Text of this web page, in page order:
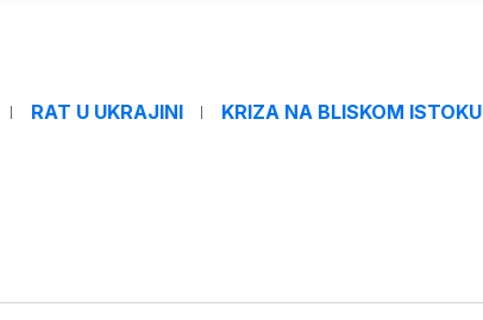
RAT U UKRAJINI KRIZA NA BLISKOM ISTOKU